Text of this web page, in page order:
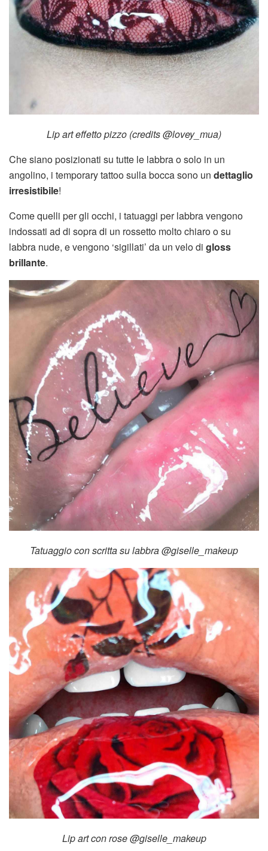
Lip art effetto pizzo (credits @lovey_mua)
Che siano posizionati su tutte le labbra o solo in un
angolino, i temporary tattoo sulla bocca sono un dettaglio
irresistibile!
Come quelli per gli occhi, i tatuaggi per labbra vengono
indossati ad di sopra di un rossetto molto chiaro o su
labbra nude, e vengono ‘sigillati’ da un velo di gloss
brillante.
Tatuaggio con scritta su labbra @giselle_makeup
Lip art con rose @giselle_makeup